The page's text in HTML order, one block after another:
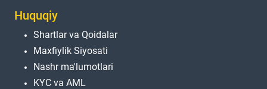
Huquqiy
Shartlar va Qoidalar
Maxfiylik Siyosati
Nashr ma'lumotlari
KYC va AML